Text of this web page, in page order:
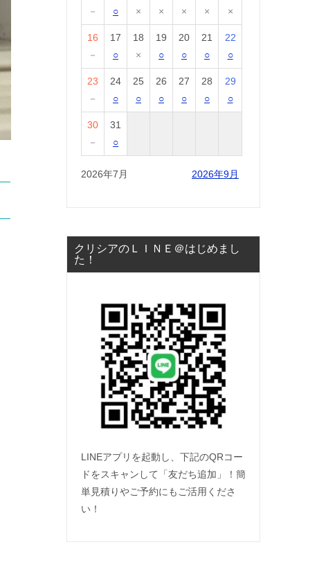
－
○
×
×
×
×
×
16
－
17
○
18
×
19
○
20
○
21
○
22
○
23
－
24
○
25
○
26
○
27
○
28
○
29
○
30
－
31
○
2026年7月 2026年9月
クリシアのＬＩＮＥ＠はじめまし
た！
LINEアプリを起動し、下記のQRコー
ドをスキャンして「友だち追加」！簡
単見積りやご予約にもご活用くださ
い！